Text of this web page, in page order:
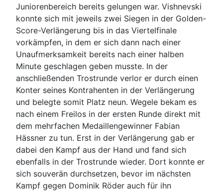
Juniorenbereich bereits gelungen war. Vishnevski
konnte sich mit jeweils zwei Siegen in der Golden-
Score-Verlängerung bis in das Viertelfinale
vorkämpfen, in dem er sich dann nach einer
Unaufmerksamkeit bereits nach einer halben
Minute geschlagen geben musste. In der
anschließenden Trostrunde verlor er durch einen
Konter seines Kontrahenten in der Verlängerung
und belegte somit Platz neun. Wegele bekam es
nach einem Freilos in der ersten Runde direkt mit
dem mehrfachen Medaillengewinner Fabian
Hässner zu tun. Erst in der Verlängerung gab er
dabei den Kampf aus der Hand und fand sich
ebenfalls in der Trostrunde wieder. Dort konnte er
sich souverän durchsetzen, bevor im nächsten
Kampf gegen Dominik Röder auch für ihn